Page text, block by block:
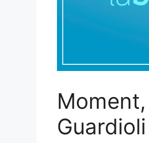
Guardioli